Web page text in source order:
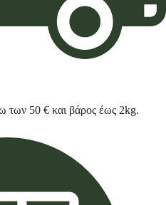
των 50 € και βάρος έως 2kg.